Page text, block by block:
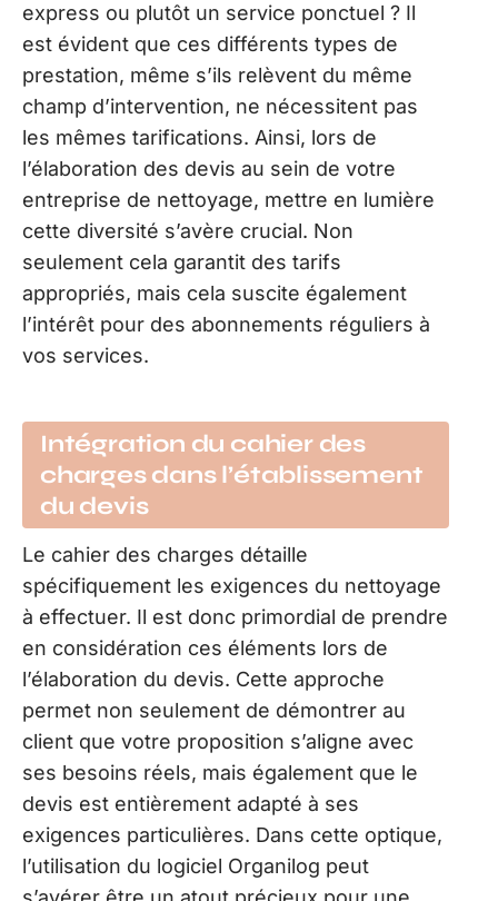
express ou plutôt un service ponctuel ? Il
est évident que ces différents types de
prestation, même s’ils relèvent du même
champ d’intervention, ne nécessitent pas
les mêmes tarifications. Ainsi, lors de
l’élaboration des devis au sein de votre
entreprise de nettoyage, mettre en lumière
cette diversité s’avère crucial. Non
seulement cela garantit des tarifs
appropriés, mais cela suscite également
l’intérêt pour des abonnements réguliers à
vos services.
Intégration du cahier des
charges dans l’établissement
du devis
Le cahier des charges détaille
spécifiquement les exigences du nettoyage
à effectuer. Il est donc primordial de prendre
en considération ces éléments lors de
l’élaboration du devis. Cette approche
permet non seulement de démontrer au
client que votre proposition s’aligne avec
ses besoins réels, mais également que le
devis est entièrement adapté à ses
exigences particulières. Dans cette optique,
l’utilisation du logiciel Organilog peut